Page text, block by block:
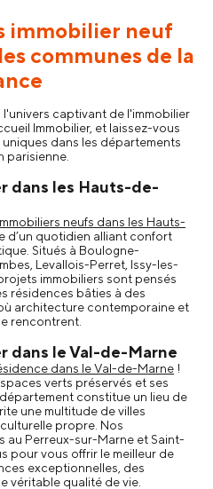
immobilier neuf
communes de la
captivant de l'immobilier
Immobilier, et laissez-vous
dans les départements
parisienne.
dans les Hauts-de-
neufs dans les Hauts-
d’un quotidien alliant confort
Situés à Boulogne-
Levallois-Perret, Issy-les-
immobiliers sont pensés
résidences bâties à des
architecture contemporaine et
rencontrent.
dans le Val-de-Marne
dans le Val-de-Marne !
verts préservés et ses
constitue un lieu de
une multitude de villes
propre. Nos
au Perreux-sur-Marne et Saint-
pour vous offrir le meilleur de
exceptionnelles, des
véritable qualité de vie.